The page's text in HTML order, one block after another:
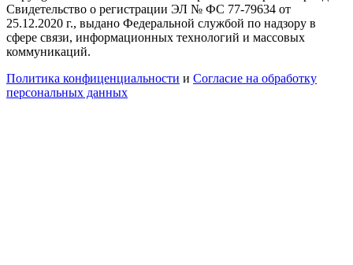
Свидетельство о регистрации ЭЛ № ФС 77-79634 от
25.12.2020 г., выдано Федеральной службой по надзору в
сфере связи, информационных технологий и массовых
коммуникаций.
Политика конфиценциальности и Согласие на обработку
персональных данных